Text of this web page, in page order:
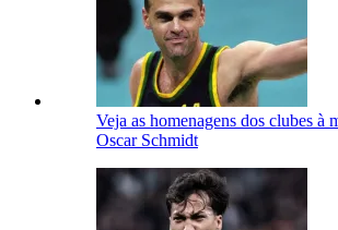
Veja as homenagens dos clubes à
Oscar Schmidt